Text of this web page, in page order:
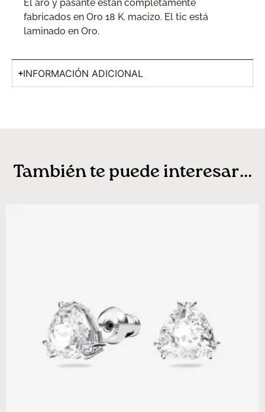
El aro y pasante están completamente
fabricados en Oro 18 K. macizo. El tic está
laminado en Oro.
INFORMACIÓN ADICIONAL
También te puede interesar...